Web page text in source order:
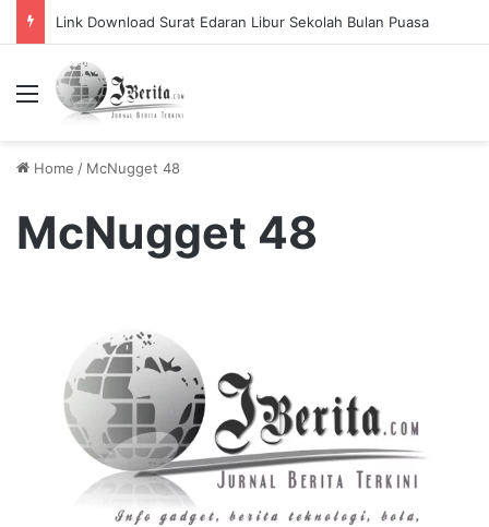
Link Download Surat Edaran Libur Sekolah Bulan Puasa
Menu
Home / McNugget 48
McNugget 48